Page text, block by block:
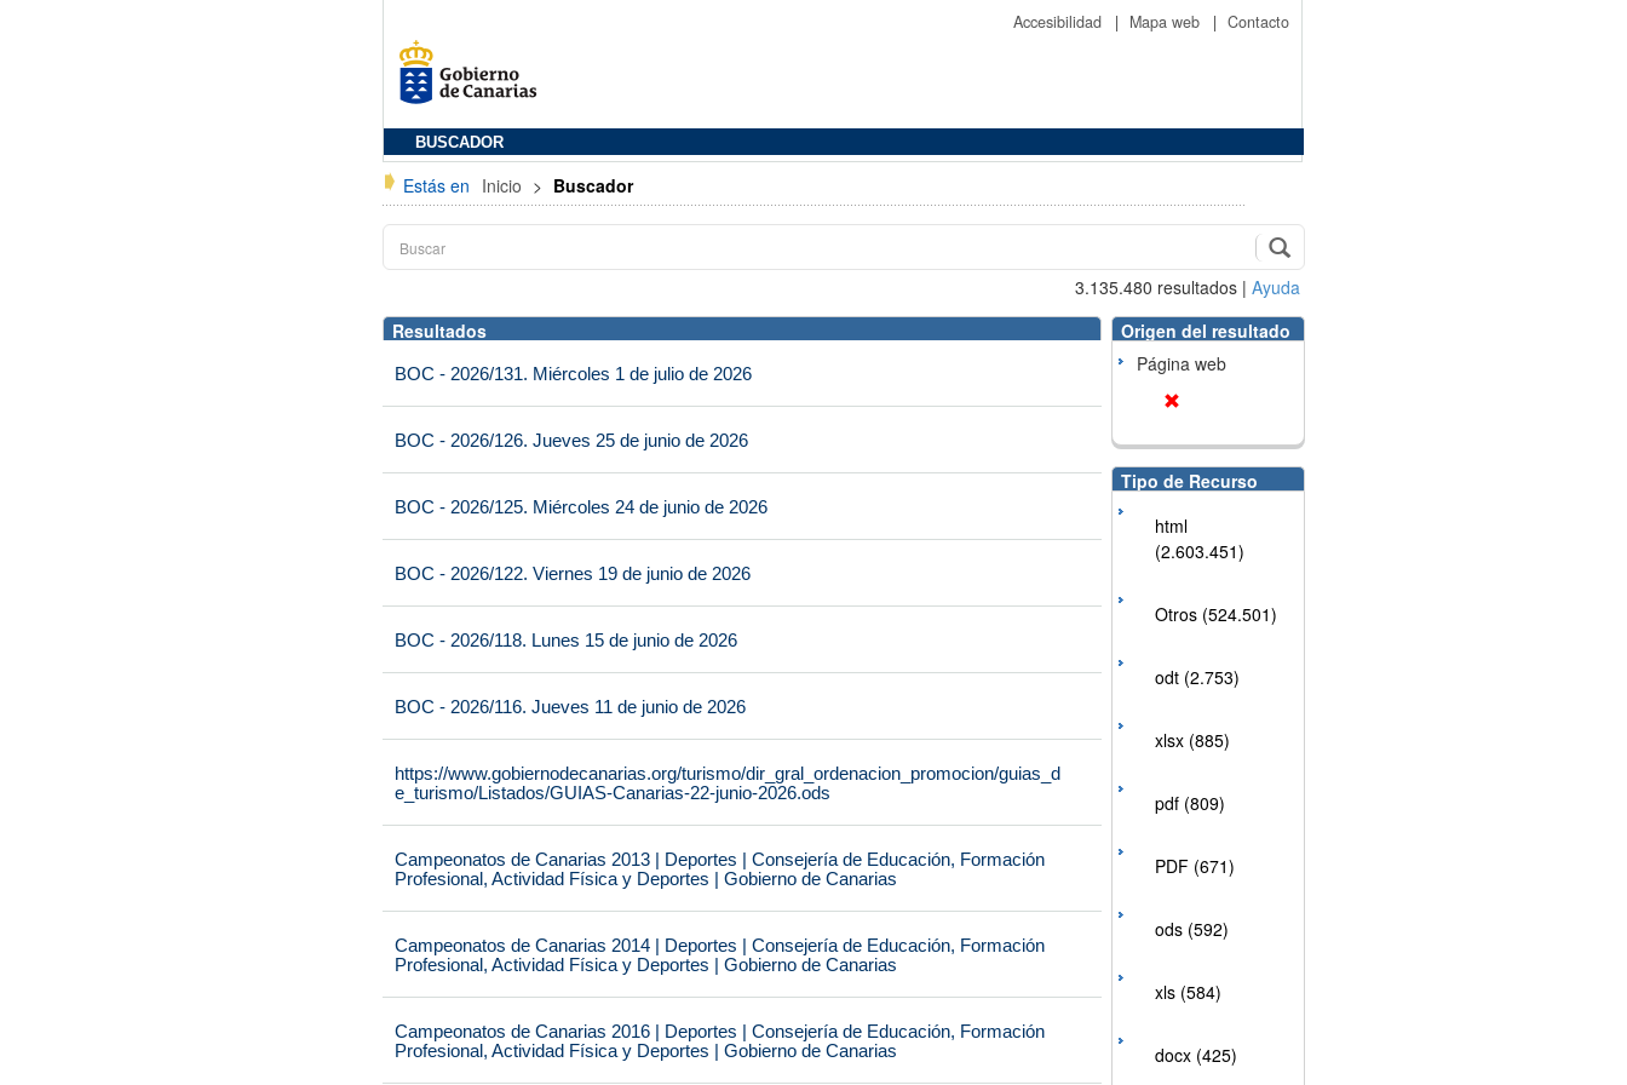
Accesibilidad | Mapa web | Contacto
BUSCADOR
Estás en Inicio > Buscador
3.135.480 resultados | Ayuda
Resultados
BOC - 2026/131. Miércoles 1 de julio de 2026
BOC - 2026/126. Jueves 25 de junio de 2026
BOC - 2026/125. Miércoles 24 de junio de 2026
BOC - 2026/122. Viernes 19 de junio de 2026
BOC - 2026/118. Lunes 15 de junio de 2026
BOC - 2026/116. Jueves 11 de junio de 2026
https://www.gobiernodecanarias.org/turismo/dir_gral_ordenacion_promocion/guias_d
e_turismo/Listados/GUIAS-Canarias-22-junio-2026.ods
Campeonatos de Canarias 2013 | Deportes | Consejería de Educación, Formación
Profesional, Actividad Física y Deportes | Gobierno de Canarias
Campeonatos de Canarias 2014 | Deportes | Consejería de Educación, Formación
Profesional, Actividad Física y Deportes | Gobierno de Canarias
Campeonatos de Canarias 2016 | Deportes | Consejería de Educación, Formación
Profesional, Actividad Física y Deportes | Gobierno de Canarias
Origen del resultado
Página web
Tipo de Recurso
html
(2.603.451)
Otros (524.501)
odt (2.753)
xlsx (885)
pdf (809)
PDF (671)
ods (592)
xls (584)
docx (425)